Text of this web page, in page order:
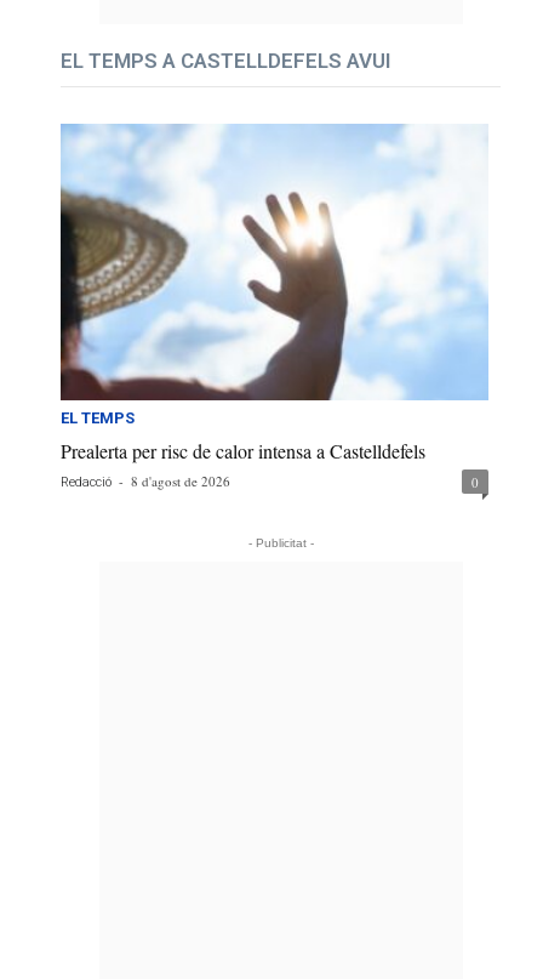
EL TEMPS A CASTELLDEFELS AVUI
EL TEMPS
Prealerta per risc de calor intensa a Castelldefels
Redacció - 8 d'agost de 2026 0
- Publicitat -